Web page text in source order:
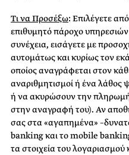
Τι να Προσέξω: Επιλέγετε
επιθυμητό πάροχο
συνέχεια, εισάγετε με
αυτομάτως και κυρίως τον
οποίος αναγράφεται στον
αναριθμητισμοί ή ένα
ή να ακυρώσουν την
στην αναγραφή του). Αν
σας στα «αγαπημένα»
banking και το mobile
τα στοιχεία του